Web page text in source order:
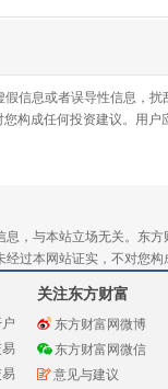
信息或者误导性信息，
构成任何投资建议。用
，与本站立场无关。东
过本网站证实，不对您
关注东方财富
东方财富网微博
东方财富网微信
意见与建议